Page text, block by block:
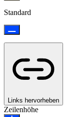
Standard
Links hervorheben
Zeilenhöhe